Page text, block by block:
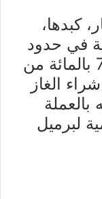
كبدها،
اضافية في حدود
400 مليون دينار علما وان 70 بالمائة من
الغاز
لبرميل